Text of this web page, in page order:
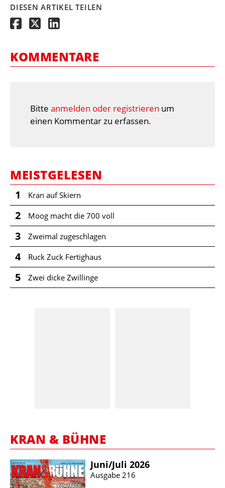
DIESEN ARTIKEL TEILEN
KOMMENTARE
Bitte anmelden oder registrieren um
einen Kommentar zu erfassen.
MEISTGELESEN
1 Kran auf Skiern
2 Moog macht die 700 voll
3 Zweimal zugeschlagen
4 Ruck Zuck Fertighaus
5 Zwei dicke Zwillinge
KRAN & BÜHNE
Juni/​Juli 2026
Ausgabe 216